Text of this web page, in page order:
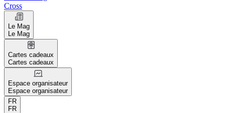
Cross
Le Mag
Le Mag
Cartes cadeaux
Cartes cadeaux
Espace organisateur
Espace organisateur
FR
FR